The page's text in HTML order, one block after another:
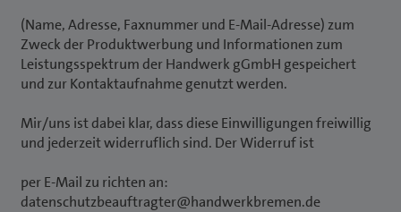
(Name, Adresse, Faxnummer und E-Mail-Adresse) zum
Zweck der Produktwerbung und Informationen zum
Leistungsspektrum der Handwerk gGmbH gespeichert
und zur Kontaktaufnahme genutzt werden.
Mir/uns ist dabei klar, dass diese Einwilligungen freiwillig
und jederzeit widerruflich sind. Der Widerruf ist
per E-Mail zu richten an:
datenschutzbeauftragter@handwerkbremen.de